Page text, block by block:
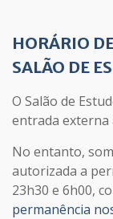
HORÁRIO
SALÃO DE
O Salão de
entrada externa
No entanto,
autorizada a
23h30 e 6h00,
permanência